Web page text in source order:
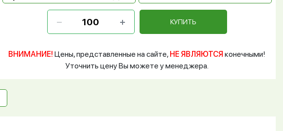
КУПИТЬ
ВНИМАНИЕ! Цены, представленные на сайте, НЕ ЯВЛЯЮТСЯ конечными!
Уточнить цену Вы можете у менеджера.